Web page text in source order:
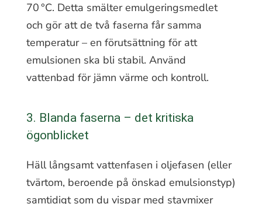
70 °C. Detta smälter emulgeringsmedlet
och gör att de två faserna får samma
temperatur – en förutsättning för att
emulsionen ska bli stabil. Använd
vattenbad för jämn värme och kontroll.
3. Blanda faserna – det kritiska
ögonblicket
Häll långsamt vattenfasen i oljefasen (eller
tvärtom, beroende på önskad emulsionstyp)
samtidigt som du vispar med stavmixer